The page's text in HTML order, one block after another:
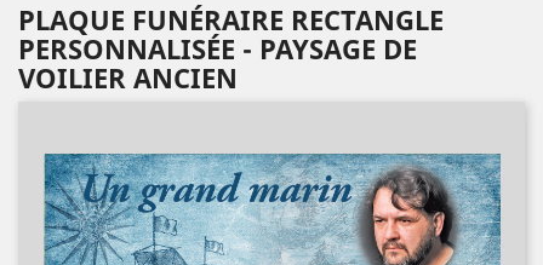
PLAQUE FUNÉRAIRE RECTANGLE
PERSONNALISÉE - PAYSAGE DE
VOILIER ANCIEN